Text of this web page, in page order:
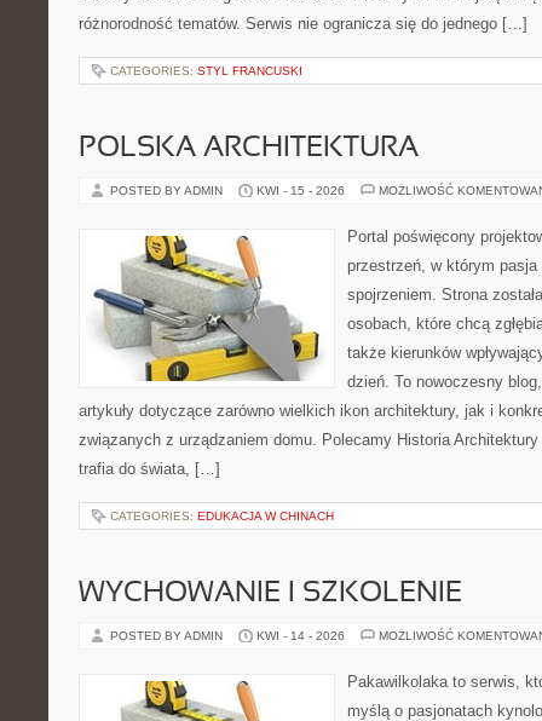
różnorodność tematów. Serwis nie ogranicza się do jednego […]
CATEGORIES: STYL FRANCUSKI
POLSKA ARCHITEKTURA
POSTED BY ADMIN KWI - 15 - 2026 MOŻLIWOŚĆ
Portal poświęcony
przestrzeń, w którym
spojrzeniem. Strona
osobach, które chcą
także kierunków
dzień. To nowoczesny
artykuły dotyczące zarówno wielkich ikon architektury, jak i
związanych z urządzaniem domu. Polecamy Historia
trafia do świata, […]
CATEGORIES: EDUKACJA W CHINACH
WYCHOWANIE I SZKOLENIE
POSTED BY ADMIN KWI - 14 - 2026 MOŻLIWOŚĆ
Pakawilkolaka to serwis,
myślą o pasjonatach